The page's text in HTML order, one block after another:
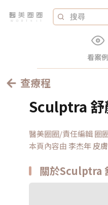
看案例
查療程
Sculptra 舒
醫美圈圈/責任編輯 圈
本頁內容由李杰年 皮
關於Sculptra